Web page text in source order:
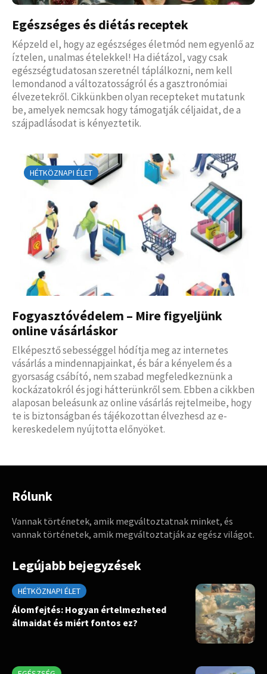
Egészséges és diétás receptek
Képzeld el, hogy az egészséges életmód nem egyenlő az
íztelen, unalmas ételekkel! Ha diétázol, vagy csak
egészségtudatosan szeretnél táplálkozni, nem kell
lemondanod a változatosságról és a gasztronómiai
élvezetekről. Cikkünkben olyan recepteket mutatunk
be, amelyek nemcsak hogy támogatják céljaidat, de a
szájpadlásodat is kényeztetik.
HÉTKÖZNAPI ÉLET
Fogyasztóvédelem – Mire figyeljünk
online vásárláskor
Elképesztő sebességgel hódítja meg az internetes
vásárlás a mindennapjainkat, és bár a kényelem és a
gyorsaság csábító, nem szabad megfeledkeznünk a
kockázatokról és jogi hátterünkről sem. Ebben a cikkben
alaposan beleásunk az online vásárlás rejtelmeibe, hogy
te is biztonságban és tájékozottan élvezhesd az e-
kereskedelem nyújtotta előnyöket.
Rólunk
Vannak történetek, amik megváltoztatnak minket, és
vannak történetek, amik megváltoztatják az egész világot.
Legújabb bejegyzések
HÉTKÖZNAPI ÉLET
Álomfejtés: Hogyan értelmezheted
álmaidat és miért fontos ez?